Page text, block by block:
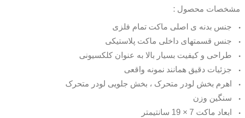
مشخصات محصول :
جنس بدنه ی اصلی ماکت تمام فلزی
جنس قسمتهای داخلی ماکت پلاستیکی
طراحی و کیفیت بسیار بالا به عنوان کلکسیونی
جزئیات دقیق همانند نمونه واقعی
اهرم بخش لودر متحرک ، بخش جلویی لودر متحرک
سنگین وزن
ابعاد ماکت 7 × 19 سانتیمتر